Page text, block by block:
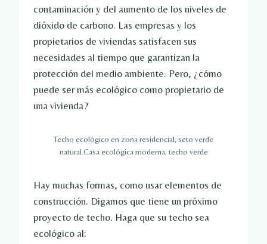
contaminación y del aumento de los niveles de
dióxido de carbono. Las empresas y los
propietarios de viviendas satisfacen sus
necesidades al tiempo que garantizan la
protección del medio ambiente. Pero, ¿cómo
puede ser más ecológico como propietario de
una vivienda?
Techo ecológico en zona residencial, seto verde
natural.Casa ecológica moderna, techo verde
Hay muchas formas, como usar elementos de
construcción. Digamos que tiene un próximo
proyecto de techo. Haga que su techo sea
ecológico al: